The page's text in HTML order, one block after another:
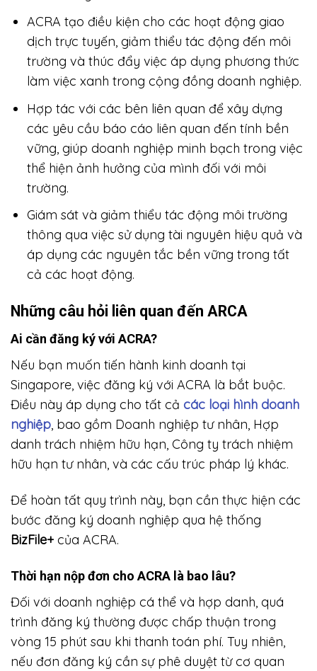
ACRA tạo điều kiện cho các hoạt động giao
dịch trực tuyến, giảm thiểu tác động đến môi
trường và thúc đẩy việc áp dụng phương thức
làm việc xanh trong cộng đồng doanh nghiệp.
Hợp tác với các bên liên quan để xây dựng
các yêu cầu báo cáo liên quan đến tính bền
vững, giúp doanh nghiệp minh bạch trong việc
thể hiện ảnh hưởng của mình đối với môi
trường.
Giám sát và giảm thiểu tác động môi trường
thông qua việc sử dụng tài nguyên hiệu quả và
áp dụng các nguyên tắc bền vững trong tất
cả các hoạt động.
Những câu hỏi liên quan đến ARCA
Ai cần đăng ký với ACRA?
Nếu bạn muốn tiến hành kinh doanh tại
Singapore, việc đăng ký với ACRA là bắt buộc.
Điều này áp dụng cho tất cả các loại hình doanh
nghiệp, bao gồm Doanh nghiệp tư nhân, Hợp
danh trách nhiệm hữu hạn, Công ty trách nhiệm
hữu hạn tư nhân, và các cấu trúc pháp lý khác.
Để hoàn tất quy trình này, bạn cần thực hiện các
bước đăng ký doanh nghiệp qua hệ thống
BizFile+ của ACRA.
Thời hạn nộp đơn cho ACRA là bao lâu?
Đối với doanh nghiệp cá thể và hợp danh, quá
trình đăng ký thường được chấp thuận trong
vòng 15 phút sau khi thanh toán phí. Tuy nhiên,
nếu đơn đăng ký cần sự phê duyệt từ cơ quan